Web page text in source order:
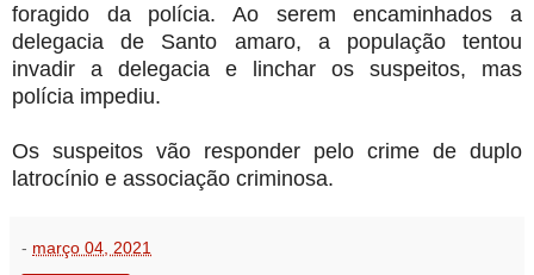
foragido da polícia. Ao serem encaminhados a
delegacia de Santo amaro, a população tentou
invadir a delegacia e linchar os suspeitos, mas
polícia impediu.
Os suspeitos vão responder pelo crime de duplo
latrocínio e associação criminosa.
- março 04, 2021